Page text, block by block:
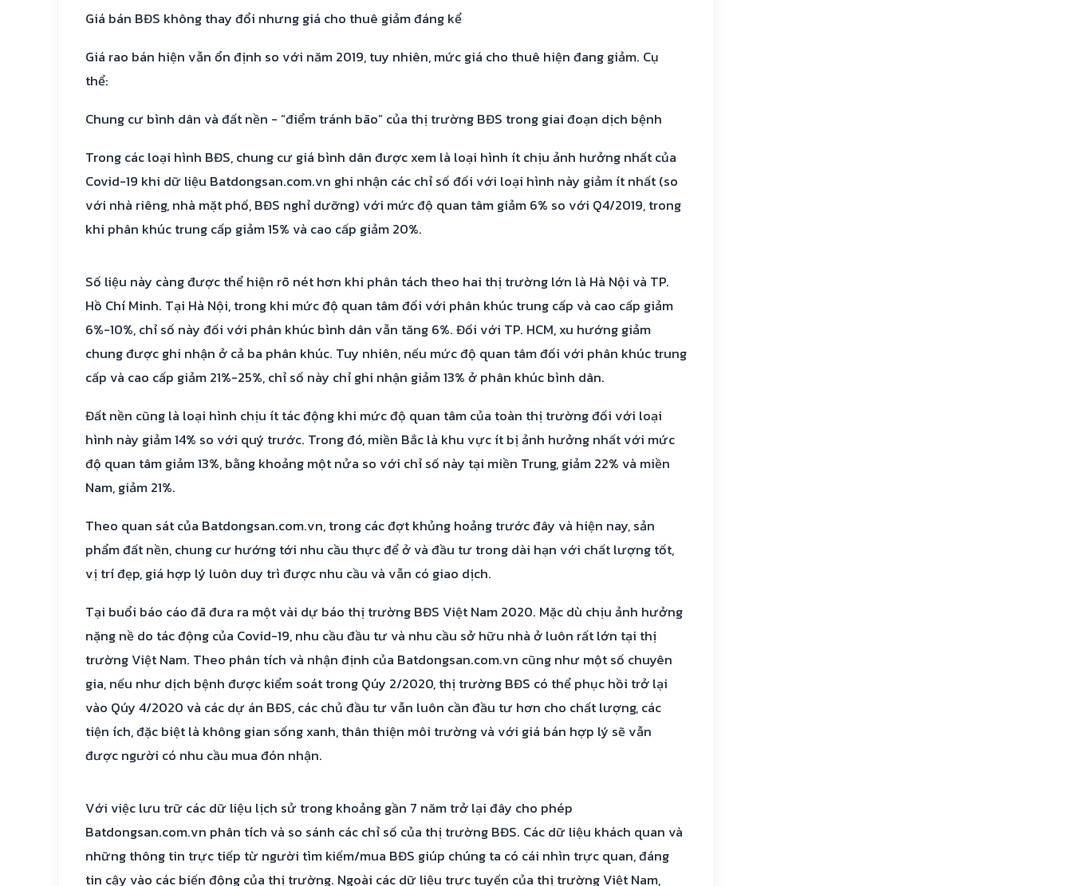
Giá bán BĐS không thay đổi nhưng giá cho thuê giảm đáng kể
Giá rao bán hiện vẫn ổn định so với năm 2019, tuy nhiên, mức giá cho thuê hiện đang giảm. Cụ
thể:
Chung cư bình dân và đất nền - “điểm tránh bão” của thị trường BĐS trong giai đoạn dịch bệnh
Trong các loại hình BĐS, chung cư giá bình dân được xem là loại hình ít chịu ảnh hưởng nhất của
Covid-19 khi dữ liệu Batdongsan.com.vn ghi nhận các chỉ số đối với loại hình này giảm ít nhất (so
với nhà riêng, nhà mặt phố, BĐS nghỉ dưỡng) với mức độ quan tâm giảm 6% so với Q4/2019, trong
khi phân khúc trung cấp giảm 15% và cao cấp giảm 20%.
Số liệu này càng được thể hiện rõ nét hơn khi phân tách theo hai thị trường lớn là Hà Nội và TP.
Hồ Chí Minh. Tại Hà Nội, trong khi mức độ quan tâm đối với phân khúc trung cấp và cao cấp giảm
6%-10%, chỉ số này đối với phân khúc bình dân vẫn tăng 6%. Đối với TP. HCM, xu hướng giảm
chung được ghi nhận ở cả ba phân khúc. Tuy nhiên, nếu mức độ quan tâm đối với phân khúc trung
cấp và cao cấp giảm 21%-25%, chỉ số này chỉ ghi nhận giảm 13% ở phân khúc bình dân.
Đất nền cũng là loại hình chịu ít tác động khi mức độ quan tâm của toàn thị trường đối với loại
hình này giảm 14% so với quý trước. Trong đó, miền Bắc là khu vực ít bị ảnh hưởng nhất với mức
độ quan tâm giảm 13%, bằng khoảng một nửa so với chỉ số này tại miền Trung, giảm 22% và miền
Nam, giảm 21%.
Theo quan sát của Batdongsan.com.vn, trong các đợt khủng hoảng trước đây và hiện nay, sản
phẩm đất nền, chung cư hướng tới nhu cầu thực để ở và đầu tư trong dài hạn với chất lượng tốt,
vị trí đẹp, giá hợp lý luôn duy trì được nhu cầu và vẫn có giao dịch.
Tại buổi báo cáo đã đưa ra một vài dự báo thị trường BĐS Việt Nam 2020. Mặc dù chịu ảnh hưởng
nặng nề do tác động của Covid-19, nhu cầu đầu tư và nhu cầu sở hữu nhà ở luôn rất lớn tại thị
trường Việt Nam. Theo phân tích và nhận định của Batdongsan.com.vn cũng như một số chuyên
gia, nếu như dịch bệnh được kiểm soát trong Qúy 2/2020, thị trường BĐS có thể phục hồi trở lại
vào Qúy 4/2020 và các dự án BĐS, các chủ đầu tư vẫn luôn cần đầu tư hơn cho chất lượng, các
tiện ích, đặc biệt là không gian sống xanh, thân thiện môi trường và với giá bán hợp lý sẽ vẫn
được người có nhu cầu mua đón nhận.
Với việc lưu trữ các dữ liệu lịch sử trong khoảng gần 7 năm trở lại đây cho phép
Batdongsan.com.vn phân tích và so sánh các chỉ số của thị trường BĐS. Các dữ liệu khách quan và
những thông tin trực tiếp từ người tìm kiếm/mua BĐS giúp chúng ta có cái nhìn trực quan, đáng
tin cậy vào các biến động của thị trường. Ngoài các dữ liệu trực tuyến của thị trường Việt Nam,